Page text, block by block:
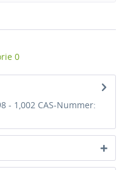
0
- 1,002 CAS-Nummer: